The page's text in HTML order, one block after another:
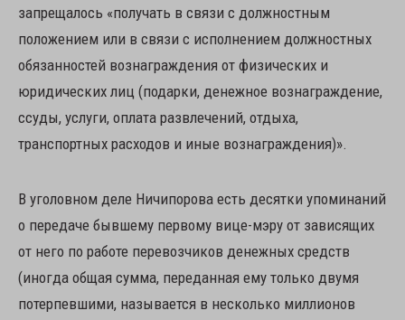
запрещалось «получать в связи с должностным
положением или в связи с исполнением должностных
обязанностей вознаграждения от физических и
юридических лиц (подарки, денежное вознаграждение,
ссуды, услуги, оплата развлечений, отдыха,
транспортных расходов и иные вознаграждения)».
В уголовном деле Ничипорова есть десятки упоминаний
о передаче бывшему первому вице-мэру от зависящих
от него по работе перевозчиков денежных средств
(иногда общая сумма, переданная ему только двумя
потерпевшими, называется в несколько миллионов